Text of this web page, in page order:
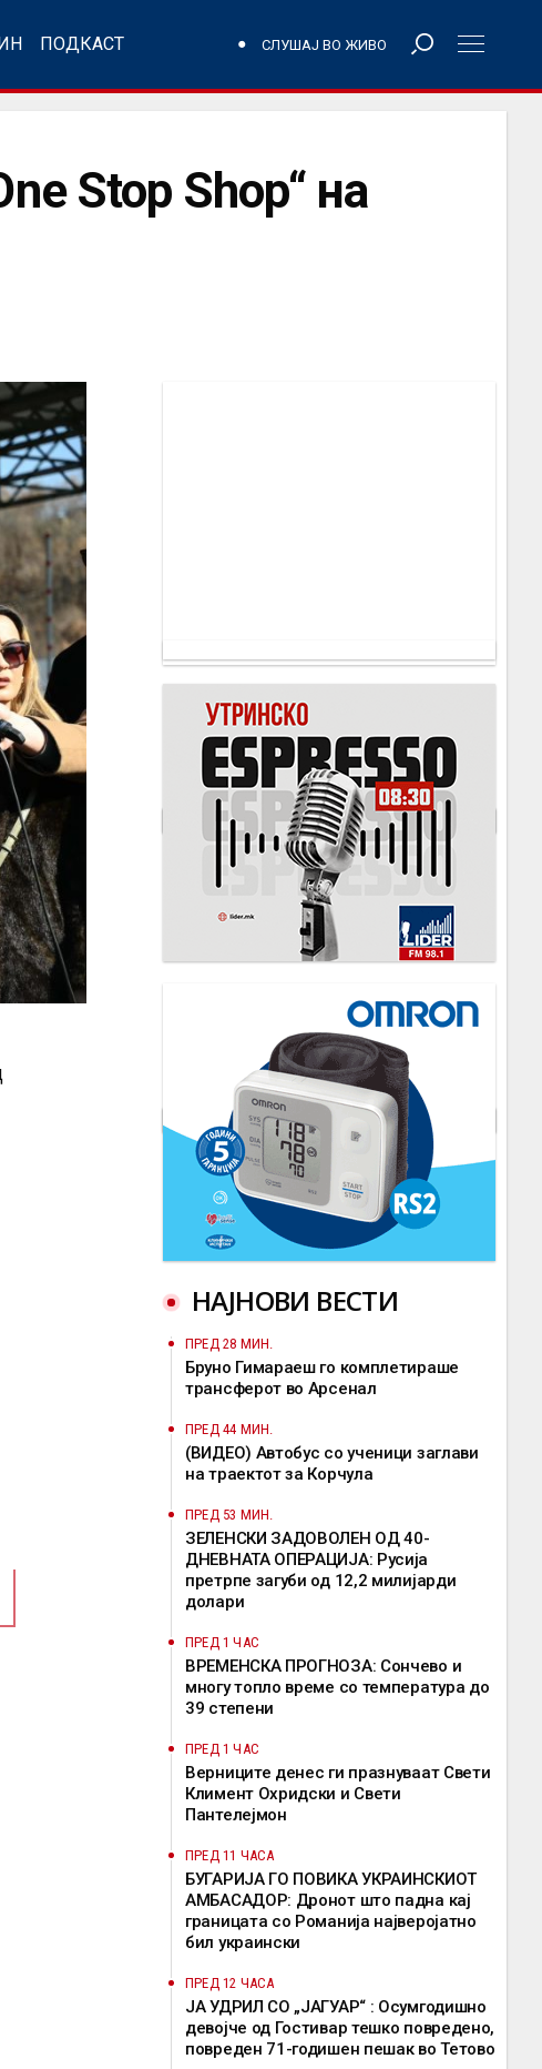
ПОДКАСТ СЛУШАЈ ВО ЖИВО
Stop Shop“ на
НАЈНОВИ ВЕСТИ
ПРЕД 28 МИН.
Бруно Гимараеш го комплетираше
трансферот во Арсенал
ПРЕД 44 МИН.
(ВИДЕО) Автобус со ученици заглави
на траектот за Корчула
ПРЕД 53 МИН.
ЗЕЛЕНСКИ ЗАДОВОЛЕН ОД 40-
ДНЕВНАТА ОПЕРАЦИЈА: Русија
претрпе загуби од 12,2 милијарди
долари
ПРЕД 1 ЧАС
ВРЕМЕНСКА ПРОГНОЗА: Сончево и
многу топло време со температура до
39 степени
ПРЕД 1 ЧАС
Верниците денес ги празнуваат Свети
Климент Охридски и Свети
Пантелејмон
ПРЕД 11 ЧАСА
БУГАРИЈА ГО ПОВИКА УКРАИНСКИОТ
АМБАСАДОР: Дронот што падна кај
границата со Романија најверојатно
бил украински
ПРЕД 12 ЧАСА
ЈА УДРИЛ СО „ЈАГУАР“ : Осумгодишно
девојче од Гостивар тешко повредено,
повреден 71-годишен пешак во Тетово